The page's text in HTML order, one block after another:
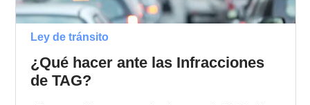
Ley de tránsito
¿Qué hacer ante las Infracciones
de TAG?